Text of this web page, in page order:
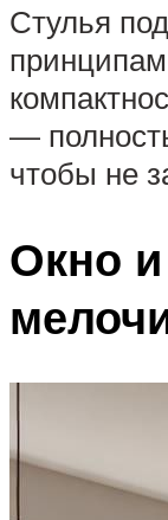
Стулья
—
чтобы не
Окно